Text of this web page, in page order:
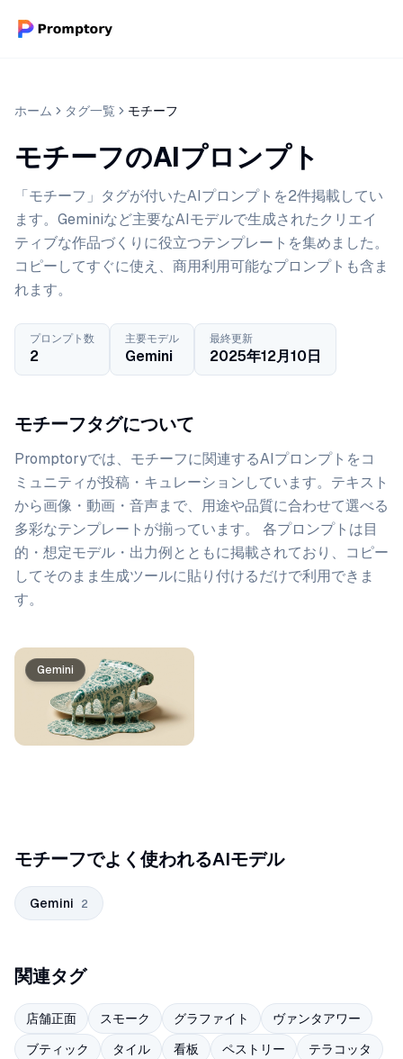
ホーム タグ一覧 モチーフ
モチーフのAIプロンプト
「モチーフ」タグが付いたAIプロンプトを2件掲載してい
ます。Geminiなど主要なAIモデルで生成されたクリエイ
ティブな作品づくりに役立つテンプレートを集めました。
コピーしてすぐに使え、商用利用可能なプロンプトも含ま
れます。
プロンプト数
2
主要モデル
Gemini
最終更新
2025年12月10日
モチーフタグについて
Promptoryでは、 モチーフに関連するAIプロンプトをコ
ミュニティが投稿・キュレーションしています。 テキスト
から画像・動画・音声まで、用途や品質に合わせて選べる
多彩なテンプレートが揃っています。 各プロンプトは目
的・想定モデル・出力例とともに掲載されており、コピー
してそのまま生成ツールに貼り付けるだけで利用できま
す。
プロンプト一覧
Gemini
モチーフでよく使われるAIモデル
Gemini 2
関連タグ
店舗正面 スモーク グラファイト
ヴァンタアワー
ブティック
タイル 看板 ペストリー
テラコッタ